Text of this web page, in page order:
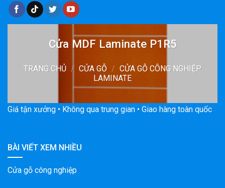
Cửa MDF Laminate P1R5
TRANG CHỦ / CỬA GỖ / CỬA GỖ CÔNG NGHIỆP
LAMINATE
Giá tận xưởng • Không qua trung gian • Giao hàng toàn quốc
BÀI VIẾT XEM NHIỀU
Cửa gỗ công nghiệp